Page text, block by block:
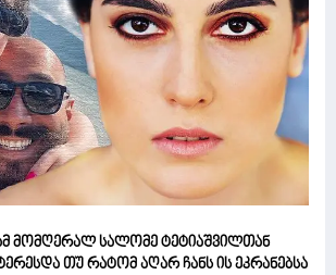
მომღერალ სალომე ტეტიაშვილთან
თუ რატომ აღარ ჩანს ის ეკრანებსა